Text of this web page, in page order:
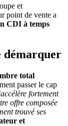
et
point de vente a
CDI à temps
démarquer
total
passer le cap
fortement
offre composée
trouvé ses
et